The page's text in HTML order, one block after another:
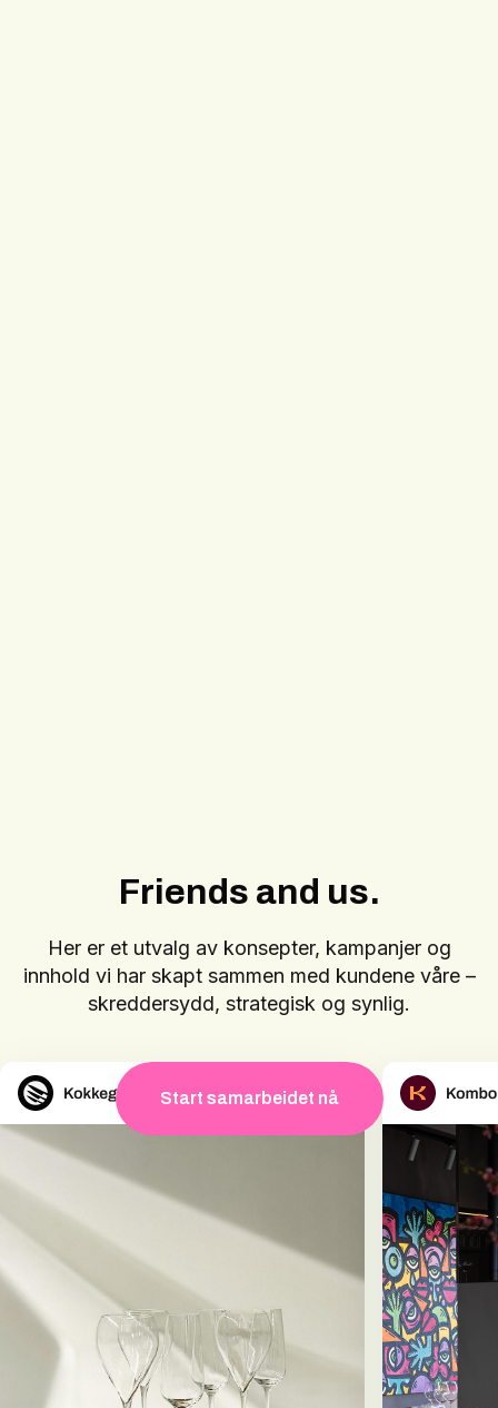
Friends and us.
Her er et utvalg av konsepter, kampanjer og
innhold vi har skapt sammen med kundene våre –
skreddersydd, strategisk og synlig.
Start samarbeidet nå